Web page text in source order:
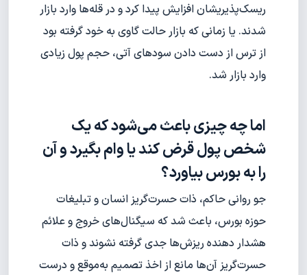
ریسک‌پذیریشان افزایش پیدا کرد و در قله‌ها وارد بازار
شدند. یا زمانی که بازار حالت گاوی به خود گرفته بود
از ترس از دست دادن سودهای آتی، حجم پول زیادی
وارد بازار شد.
اما چه چیزی باعث می‌شود که یک
شخص پول قرض کند یا وام بگیرد و آن
را به بورس بیاورد؟
جو روانی حاکم، ذات حسرت‌گریز انسان و تبلیغات
حوزه بورس، باعث شد که سیگنال‌های خروج و علائم
هشدار‌ دهنده ریزش‌ها جدی گرفته نشوند و ذات
حسرت‌گریز آن‌ها مانع از اخذ تصمیم به‌موقع و درست